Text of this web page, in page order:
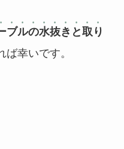
ブルの水抜きと取り
幸いです。